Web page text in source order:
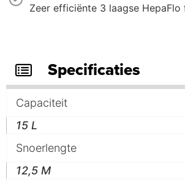
Zeer efficiënte 3 laagse HepaFlo
Specificaties
Capaciteit
15 L
Snoerlengte
12,5 M